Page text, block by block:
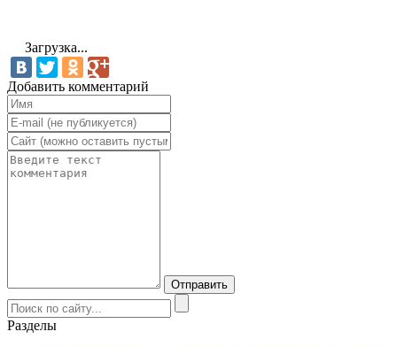
Загрузка...
Добавить комментарий
Разделы